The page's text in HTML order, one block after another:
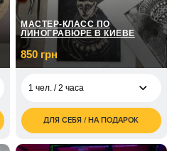
МАСТЕР-КЛАСС ПО
ЛИНОГРАВЮРЕ В КИЕВЕ
850 грн
1 чел. / 2 часа
грн
ДЛЯ СЕБЯ / НА ПОДАРОК